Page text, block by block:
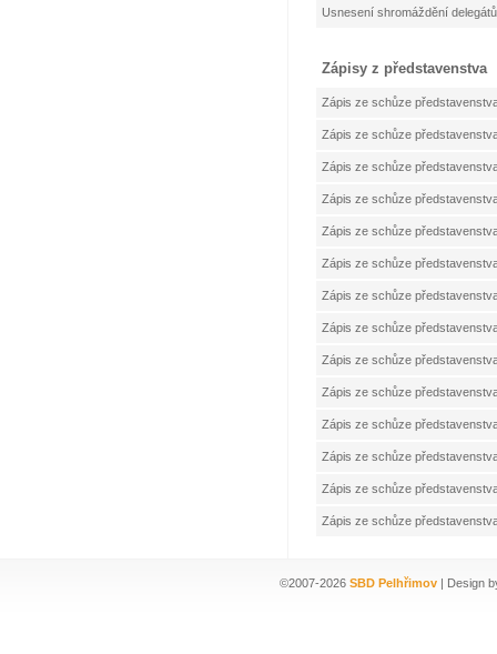
Usnesení shromáždění
Zápisy z představenstva
Zápis ze schůze
Zápis ze schůze
Zápis ze schůze
Zápis ze schůze
Zápis ze schůze
Zápis ze schůze
Zápis ze schůze
Zápis ze schůze
Zápis ze schůze
Zápis ze schůze
Zápis ze schůze
Zápis ze schůze
Zápis ze schůze
Zápis ze schůze
©2007-2026 SBD Pelhřimov| Design